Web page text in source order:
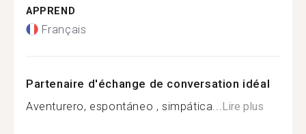
APPREND
Français
Partenaire d'échange de conversation idéal
Aventurero, espontáneo , simpática... Lire plus